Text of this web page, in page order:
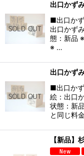
出口かず
■出口か
出口かず
態：新品
※ …
出口かず
■出口か
絵：出口
状態：新
と同じ料
【新品】